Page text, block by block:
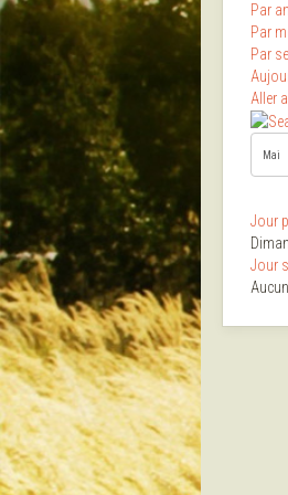
Par
Par
Par
Aller
Jour
Jour